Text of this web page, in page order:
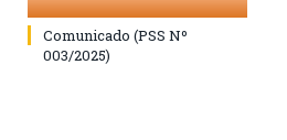
Comunicado (PSS Nº
003/2025)